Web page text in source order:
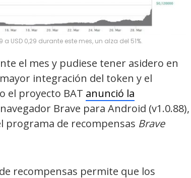
USD 0,29 durante este mes, un alza del 51%.
el mes y pudiese tener asidero en
integración del token y el
el proyecto BAT anunció la
Brave para Android (v1.0.88),
programa de recompensas Brave
recompensas permite que los